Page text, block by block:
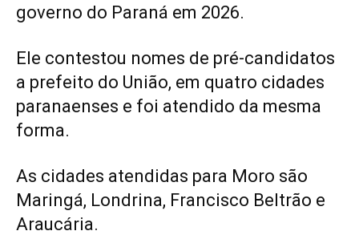
governo do Paraná em 2026.
Ele contestou nomes de pré-candidatos
a prefeito do União, em quatro cidades
paranaenses e foi atendido da mesma
forma.
As cidades atendidas para Moro são
Maringá, Londrina, Francisco Beltrão e
Araucária.